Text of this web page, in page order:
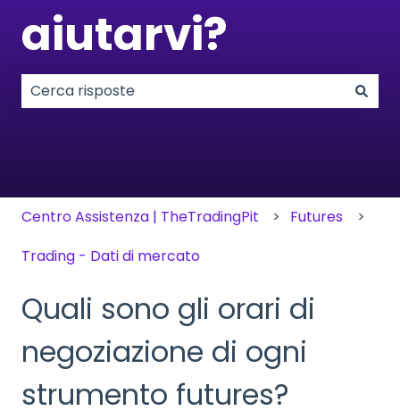
aiutarvi?
Centro Assistenza | TheTradingPit
Futures
Trading - Dati di mercato
Quali sono gli orari di
negoziazione di ogni
strumento futures?